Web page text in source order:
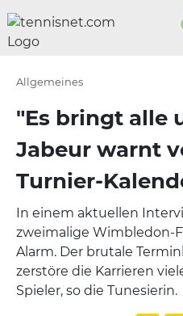
Allgemeines
"Es bringt alle
Jabeur warnt
Turnier-
In einem aktuellen
zweimalige Wimbledon-
Alarm. Der brutale
zerstöre die Karrieren
Spieler, so die Tunesierin.